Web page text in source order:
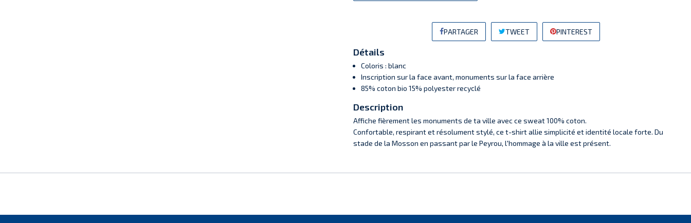
PARTAGER TWEET PINTEREST
Détails
Coloris : blanc
Inscription sur la face avant, monuments sur la face arrière
85% coton bio 15% polyester recyclé
Description
Affiche fièrement les monuments de ta ville avec ce sweat 100% coton.
Confortable, respirant et résolument stylé, ce t-shirt allie simplicité et identité locale forte. Du
stade de la Mosson en passant par le Peyrou, l'hommage à la ville est présent.